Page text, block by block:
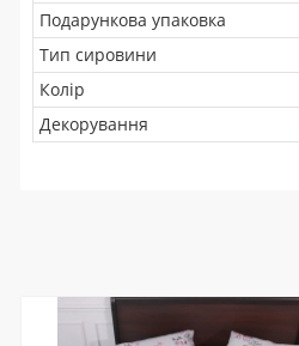
Подарункова упаковка
Тип сировини
Колір
Декорування